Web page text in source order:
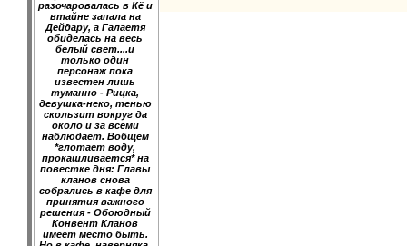
разочаровалась в Кё и
втайне запала на
Дейдару, а Галаетя
обиделась на весь
белый свет....и
только один
персонаж пока
известен лишь
туманно - Рицка,
девушка-неко, тенью
скользит вокруг да
около и за всеми
наблюдает. Вобщем
*глотает воду,
прокашливается* на
повестке дня: Главы
кланов снова
собрались в кафе для
принятия важного
решения - Обоюдный
Конвент Кланов
имеет место быть.